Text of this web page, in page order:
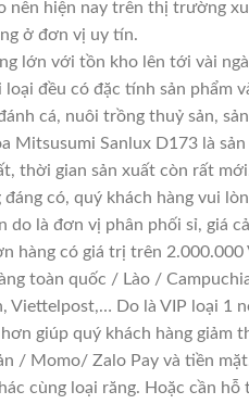
nên hiện nay trên thị trường
ở đơn vị uy tín.
lớn với tồn kho lên tới vài
đều có đặc tính sản phẩm
cá, nuôi trồng thuỷ sản,
Mitsusumi Sanlux D173 là
thời gian sản xuất còn rất
có, quý khách hàng vui
do là đơn vị phân phối sỉ, giá
hàng có giá trị trên
toàn quốc / Lào /
Viettelpost,… Do là VIP loại
giúp quý khách hàng giảm
/ Momo/ Zalo Pay và tiền
cùng loại răng. Hoặc cần